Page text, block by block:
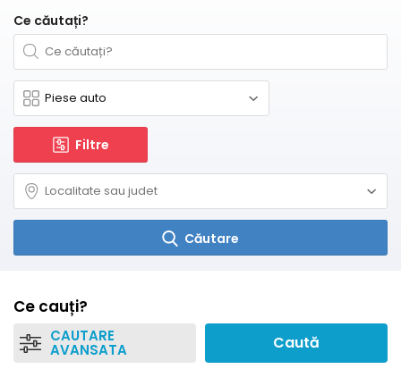
Ce căutați?
Filtre
Căutare
Ce cauți?
CAUTARE
AVANSATA Caută